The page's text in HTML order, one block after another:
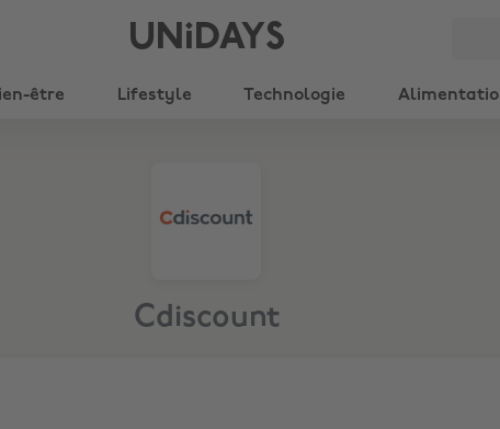
UNiDAYS
être Lifestyle Technologie
Cdiscount